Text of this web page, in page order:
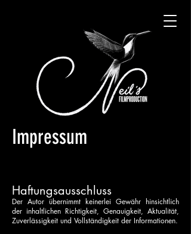
Impressum
Haftungsausschluss
Der Autor übernimmt keinerlei Gewähr hinsichtlich
der inhaltlichen Richtigkeit, Genauigkeit, Aktualität,
Zuverlässigkeit und Vollständigkeit der Informationen.